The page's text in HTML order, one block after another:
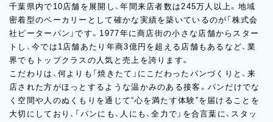
千葉県内で10店舗を展開し、年間来店者数は245万人以上。地域
密着型のベーカリーとして確かな実績を築いているのが「株式会
社ピーターパン」です。1977年に商店街の小さな店舗からスター
トし、今では1店舗あたり年商3億円を超える店舗もあるなど、業
界でもトップクラスの人気と売上を誇ります。
こだわりは、何よりも「焼きたて」にこだわったパンづくりと、来
店された方がほっとするような温かみのある接客。パンだけでな
く空間や人のぬくもりを通じて“心を満たす体験”を届けることを
大切にしており、「パンにも、人にも、全力で」を合言葉に、スタッ